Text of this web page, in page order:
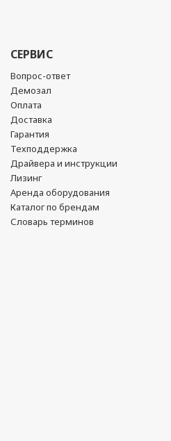
СЕРВИС
Вопрос-ответ
Демозал
Оплата
Доставка
Гарантия
Техподдержка
Драйвера и инструкции
Лизинг
Аренда оборудования
Каталог по брендам
Словарь терминов